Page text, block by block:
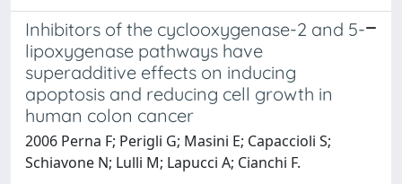
Inhibitors of the cyclooxygenase-2 and 5-
lipoxygenase pathways have
superadditive effects on inducing
apoptosis and reducing cell growth in
human colon cancer
2006 Perna F; Perigli G; Masini E; Capaccioli S;
Schiavone N; Lulli M; Lapucci A; Cianchi F.